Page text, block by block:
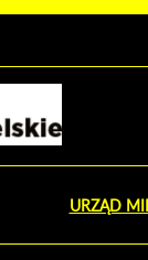
URZĄD